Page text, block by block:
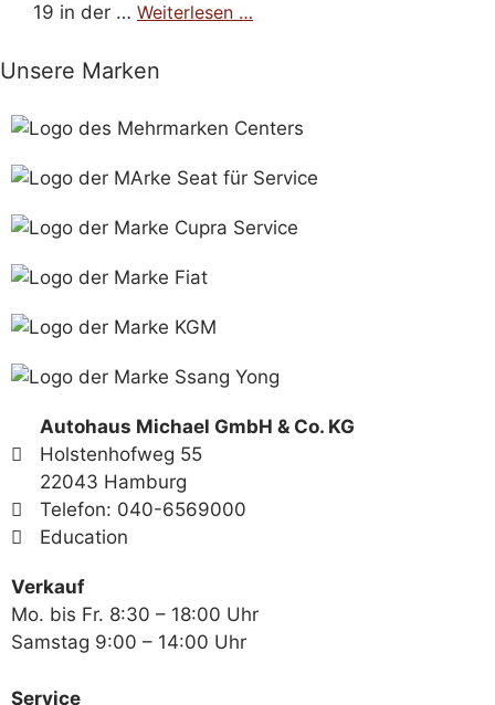
19 in der … Weiterlesen …
Unsere Marken
Autohaus Michael GmbH & Co. KG
Holstenhofweg 55
22043 Hamburg
Telefon: 040-6569000
Education
Verkauf
Mo. bis Fr. 8:30 – 18:00 Uhr
Samstag 9:00 – 14:00 Uhr
Service